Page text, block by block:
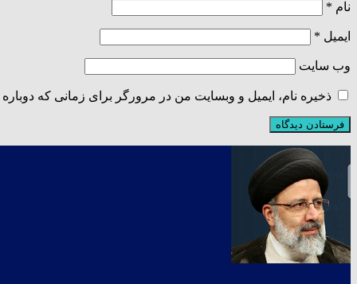
نام *
ایمیل *
وب‌ سایت
ذخیره نام، ایمیل و وبسایت من در مرورگر برای زمانی که